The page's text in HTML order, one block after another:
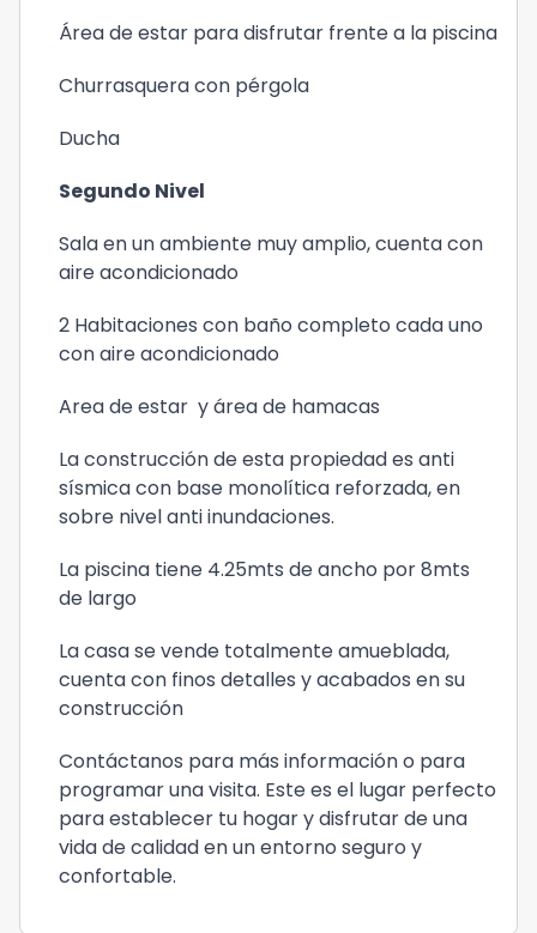
Área de estar para disfrutar frente a la piscina
Churrasquera con pérgola
Ducha
Segundo Nivel
Sala en un ambiente muy amplio, cuenta con
aire acondicionado
2 Habitaciones con baño completo cada uno
con aire acondicionado
Area de estar y área de hamacas
La construcción de esta propiedad es anti
sísmica con base monolítica reforzada, en
sobre nivel anti inundaciones.
La piscina tiene 4.25mts de ancho por 8mts
de largo
La casa se vende totalmente amueblada,
cuenta con finos detalles y acabados en su
construcción
Contáctanos para más información o para
programar una visita. Este es el lugar perfecto
para establecer tu hogar y disfrutar de una
vida de calidad en un entorno seguro y
confortable.